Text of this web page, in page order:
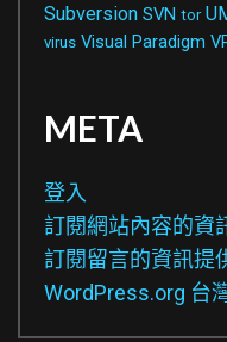
Subversion SVN tor
virus Visual Paradigm
META
登入
訂閱網站內容的資
訂閱留言的資訊提
WordPress.org 台